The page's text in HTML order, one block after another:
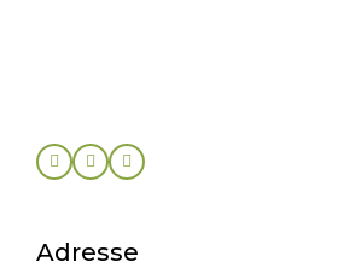
Adresse